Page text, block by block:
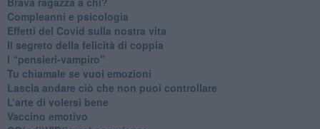
​Compleanni e psicologia
Effetti del Covid sulla nostra vita
Il segreto della felicità di coppia
​I “pensieri-vampiro”
​Tu chiamale se vuoi emozioni
​Lascia andare ciò che non puoi controllare
L’arte di volersi bene
​Vaccino emotivo